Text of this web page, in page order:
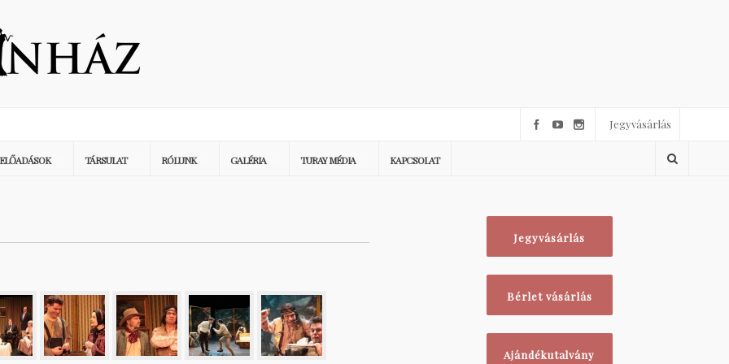
Jegyvásárlás
ELŐADÁSOK TÁRSULAT RÓLUNK GALÉRIA TURAY MÉDIA KAPCSOLAT
Jegyvásárlás
Bérlet vásárlás
Ajándékutalvány